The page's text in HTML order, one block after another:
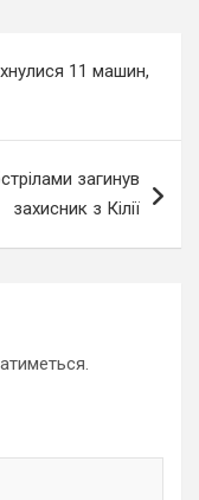
11 машин,
загинув
захисник з Кілії